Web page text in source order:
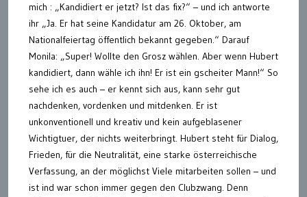
mich : „Kandidiert er jetzt? Ist das fix?“ – und ich antworte
ihr „Ja. Er hat seine Kandidatur am 26. Oktober, am
Nationalfeiertag öffentlich bekannt gegeben.“ Darauf
Monila: „Super! Wollte den Grosz wählen. Aber wenn Hubert
kandidiert, dann wähle ich ihn! Er ist ein gscheiter Mann!“ So
sehe ich es auch – er kennt sich aus, kann sehr gut
nachdenken, vordenken und mitdenken. Er ist
unkonventionell und kreativ und kein aufgeblasener
Wichtigtuer, der nichts weiterbringt. Hubert steht für Dialog,
Frieden, für die Neutralität, eine starke österreichische
Verfassung, an der möglichst Viele mitarbeiten sollen – und
ist ind war schon immer gegen den Clubzwang. Denn